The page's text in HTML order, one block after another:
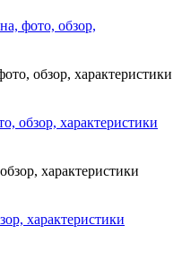
фото, обзор,
обзор, характеристики
характеристики